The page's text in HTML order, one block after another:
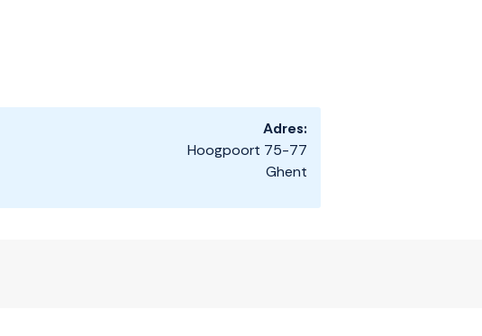
Adres:
Hoogpoort 75-77
Ghent